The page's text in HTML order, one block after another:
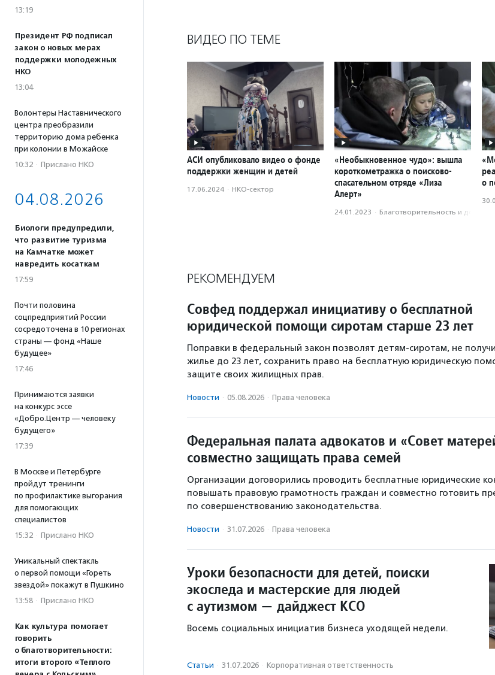
13:19
Президент РФ подписал
закон о новых мерах
поддержки молодежных
НКО
13:04
Волонтеры Наставнического
центра преобразили
территорию дома ребенка
при колонии в Можайске
10:32 · Прислано НКО
04.08.2026
Биологи предупредили,
что развитие туризма
на Камчатке может
навредить косаткам
17:59
Почти половина
соцпредприятий России
сосредоточена в 10 регионах
страны — фонд «Наше
будущее»
17:46
Принимаются заявки
на конкурс эссе
«Добро.Центр — человеку
будущего»
17:39
В Москве и Петербурге
пройдут тренинги
по профилактике выгорания
для помогающих
специалистов
15:32 · Прислано НКО
Уникальный спектакль
о первой помощи «Гореть
звездой» покажут в Пушкино
13:58 · Прислано НКО
Как культура помогает
говорить
о благотворительности:
итоги второго «Теплого
ВИДЕО ПО ТЕМЕ
АСИ опубликовало видео о фонде
поддержки женщин и детей
17.06.2024 · НКО-сектор
«Необыкновенное чудо»: вышла
короткометражка о поисково-
спасательном отряде «Лиза
Алерт»
24.01.2023 · Благотвори­тель­ность и
о
РЕКОМЕНДУЕМ
Совфед поддержал инициативу о бесплатной
юридической помощи сиротам старше 23 лет
Поправки в федеральный закон позволят детям-сиротам, не
жилье до 23 лет, сохранить право на бесплатную юридическую
защите своих жилищных прав.
Новости · 05.08.2026 · Права человека
Федеральная палата адвокатов и «Совет
совместно защищать права семей
Организации договорились проводить бесплатные юридические
повышать правовую грамотность граждан и совместно готовить
по совершенствованию законодательства.
Новости · 31.07.2026 · Права человека
Уроки безопасности для детей, поиски
экоследа и мастерские для людей
с аутизмом — дайджест КСО
Восемь социальных инициатив бизнеса уходящей недели.
Статьи · 31.07.2026 · Корпоративная ответственность